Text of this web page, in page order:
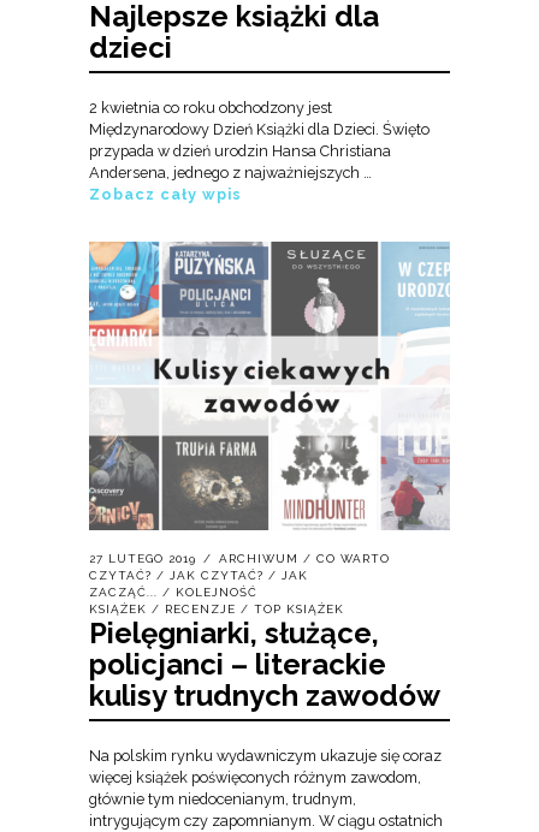
Najlepsze książki dla
dzieci
2 kwietnia co roku obchodzony jest
Międzynarodowy Dzień Książki dla Dzieci. Święto
przypada w dzień urodzin Hansa Christiana
Andersena, jednego z najważniejszych …
Zobacz cały wpis
27 LUTEGO 2019 ARCHIWUM / CO WARTO
CZYTAĆ? / JAK CZYTAĆ? /
JAK
ZACZĄĆ...
/ KOLEJNOŚĆ
KSIĄŻEK / RECENZJE / TOP KSIĄŻEK
Pielęgniarki, służące,
policjanci – literackie
kulisy trudnych zawodów
Na polskim rynku wydawniczym ukazuje się coraz
więcej książek poświęconych różnym zawodom,
głównie tym niedocenianym, trudnym,
intrygującym czy zapomnianym. W ciągu ostatnich